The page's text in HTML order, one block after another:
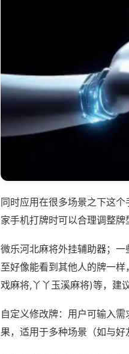
同时应用在很多场景之下这
家手机打牌时可以合理调整牌
微乐河北麻将外挂辅助器；
至好像能看到其他人的牌一
戏麻将,丫丫玉溪麻将)等，建
自定义修改牌：用户可输入
果，适用于多种场景（如与好